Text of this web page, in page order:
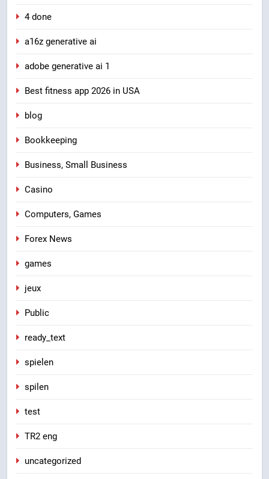
4 done
a16z generative ai
adobe generative ai 1
Best fitness app 2026 in USA
blog
Bookkeeping
Business, Small Business
Casino
Computers, Games
Forex News
games
jeux
Public
ready_text
spielen
spilen
test
TR2 eng
uncategorized